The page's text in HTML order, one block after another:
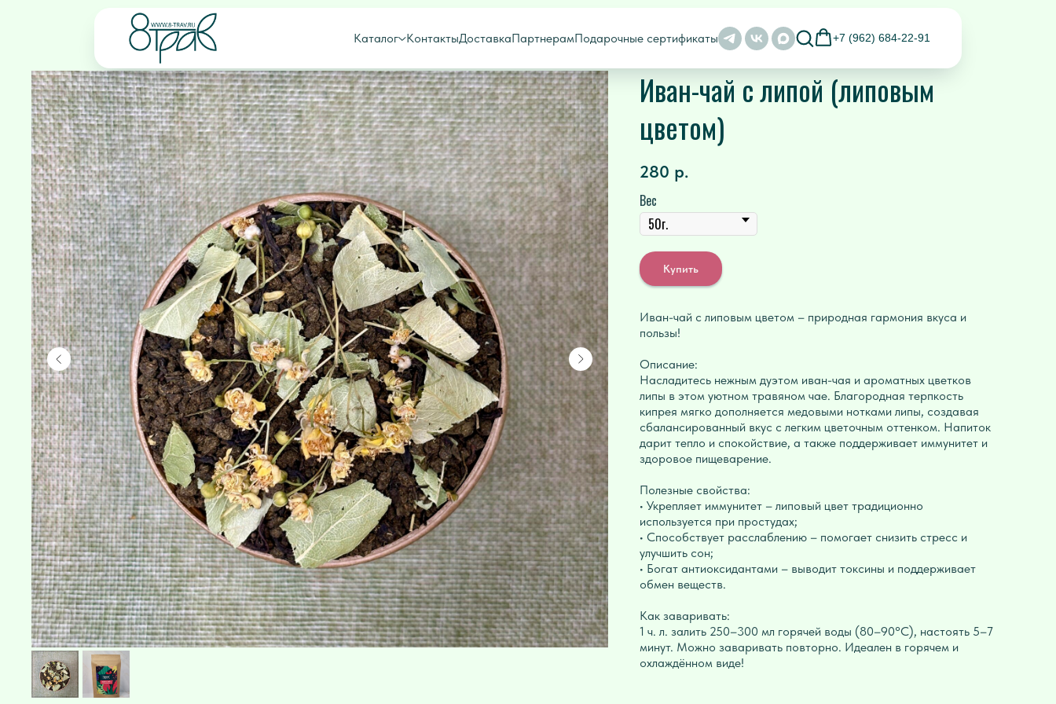
Каталог КонтактыДоставкаПартнерамПодарочные сертификаты +7 (962) 684-22-91
Иван-чай с липой (липовым
цветом)
280 р.
Вес
Купить
Иван-чай с липовым цветом – природная гармония вкуса и
пользы!
Описание:
Насладитесь нежным дуэтом иван-чая и ароматных цветков
липы в этом уютном травяном чае. Благородная терпкость
кипрея мягко дополняется медовыми нотками липы, создавая
сбалансированный вкус с легким цветочным оттенком. Напиток
дарит тепло и спокойствие, а также поддерживает иммунитет и
здоровое пищеварение.
Полезные свойства:
• Укрепляет иммунитет – липовый цвет традиционно
используется при простудах;
• Способствует расслаблению – помогает снизить стресс и
улучшить сон;
• Богат антиоксидантами – выводит токсины и поддерживает
обмен веществ.
Как заваривать:
1 ч. л. залить 250–300 мл горячей воды (80–90°C), настоять 5–7
минут. Можно заваривать повторно. Идеален в горячем и
охлаждённом виде!